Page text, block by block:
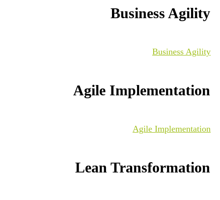
Business Agility
Business Agility
Agile Implementation
Agile Implementation
Lean Transformation